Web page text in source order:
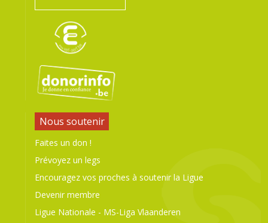
Nous soutenir
Faites un don !
Prévoyez un legs
Encouragez vos proches à soutenir la Ligue
Devenir membre
Ligue Nationale - MS-Liga Vlaanderen